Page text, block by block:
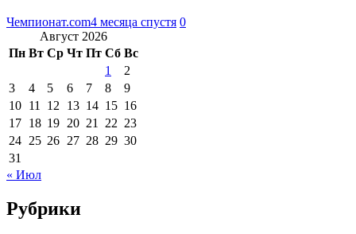
Чемпионат.com4 месяца спустя 0
Август 2026
Пн Вт Ср Чт Пт Сб Вс
1
2
3
4 5 6 7 8
9
10 11 12 13 14 15 16
17 18 19 20 21 22 23
24 25 26 27 28 29 30
31
« Июл
Рубрики